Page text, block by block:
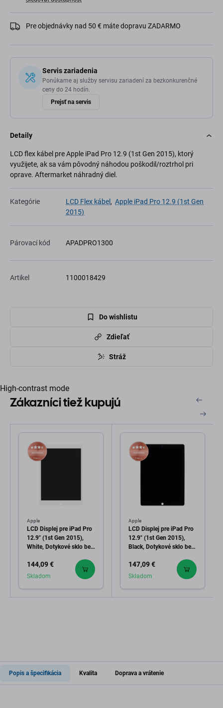
Pre objednávky nad 50 € máte dopravu ZADARMO
Servis zariadenia
Ponúkame aj služby servisu zariadení za bezkonkurenčné
ceny do 24 hodín.
Prejsť na servis
Detaily
LCD flex kábel pre Apple iPad Pro 12.9 (1st Gen 2015), ktorý
využijete, ak sa vám pôvodný náhodou poškodil/roztrhol pri
oprave. Aftermarket náhradný diel.
Kategórie LCD Flex kábel , Apple iPad Pro 12.9 (1st Gen
2015)
Párovací kód APADPRO1300
Artikel 1100018429
Do wishlistu
Zdieľať
Stráž
High-contrast mode
Zákazníci tiež kupujú
Apple
LCD Displej pre iPad Pro
12.9" (1st Gen 2015),
White, Dotykové sklo bez
144,09 €
Skladom
Apple
LCD Displej pre iPad Pro
12.9" (1st Gen 2015),
Black, Dotykové sklo bez
147,09 €
Skladom
Popis a špecifikácia Kvalita Doprava a vrátenie